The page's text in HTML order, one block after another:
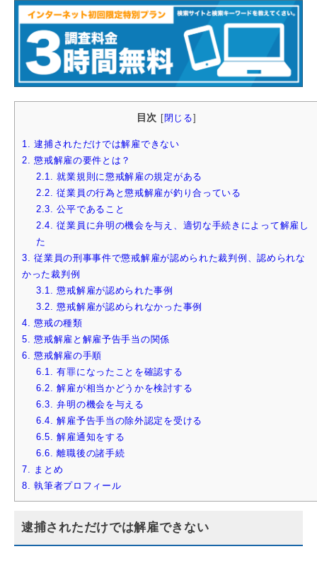
目次 [閉じる]
1. 逮捕されただけでは解雇できない
2. 懲戒解雇の要件とは？
2.1. 就業規則に懲戒解雇の規定がある
2.2. 従業員の行為と懲戒解雇が釣り合っている
2.3. 公平であること
2.4. 従業員に弁明の機会を与え、適切な手続きによって解雇し
た
3. 従業員の刑事事件で懲戒解雇が認められた裁判例、認められな
かった裁判例
3.1. 懲戒解雇が認められた事例
3.2. 懲戒解雇が認められなかった事例
4. 懲戒の種類
5. 懲戒解雇と解雇予告手当の関係
6. 懲戒解雇の手順
6.1. 有罪になったことを確認する
6.2. 解雇が相当かどうかを検討する
6.3. 弁明の機会を与える
6.4. 解雇予告手当の除外認定を受ける
6.5. 解雇通知をする
6.6. 離職後の諸手続
7. まとめ
8. 執筆者プロフィール
逮捕されただけでは解雇できない